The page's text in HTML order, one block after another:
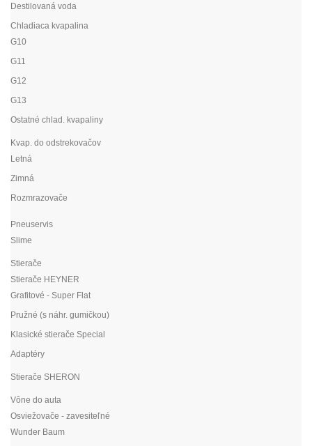
Destilovaná voda
Chladiaca kvapalina
G10
G11
G12
G13
Ostatné chlad. kvapaliny
Kvap. do odstrekovačov
Letná
Zimná
Rozmrazovače
Pneuservis
Slime
Stierače
Stierače HEYNER
Grafitové - Super Flat
Pružné (s náhr. gumičkou)
Klasické stierače Special
Adaptéry
Stierače SHERON
Vône do auta
Osviežovače - zavesiteľné
Wunder Baum